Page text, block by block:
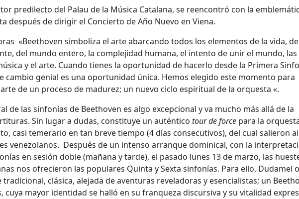
predilecto del Palau de la Música Catalana, se reencontró con la
después de dirigir el Concierto de Año Nuevo en Viena.
«Beethoven simboliza el arte abarcando todos los elementos de la vida,
del mundo entero, la complejidad humana, el intento de unir el mundo, las
y el arte. Cuando tienes la oportunidad de hacerlo desde la Primera
cambio genial es una oportunidad única. Hemos elegido este momento para
de un proceso de madurez; un nuevo ciclo espiritual de la orquesta «.
de las sinfonías de Beethoven es algo excepcional y va mucho más allá de la
Sin lugar a dudas, constituye un auténtico tour de force para la
casi temerario en tan breve tiempo (4 días consecutivos), del cual salieron
venezolanos. Después de un intenso arranque dominical, con la
en sesión doble (mañana y tarde), el pasado lunes 13 de marzo, las
nos ofrecieron las populares Quinta y Sexta sinfonías. Para ello, Dudamel
clásica, alejada de aventuras reveladoras y esencialistas; un
cuya mayor identidad se halló en su franqueza discursiva y su vitalidad